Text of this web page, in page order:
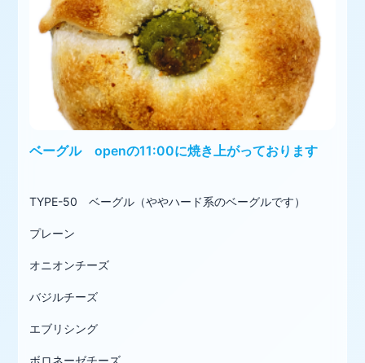
ベーグル openの11:00に焼き上がっております
TYPE-50 ベーグル（ややハード系のベーグルです）
プレーン
オニオンチーズ
バジルチーズ
エブリシング